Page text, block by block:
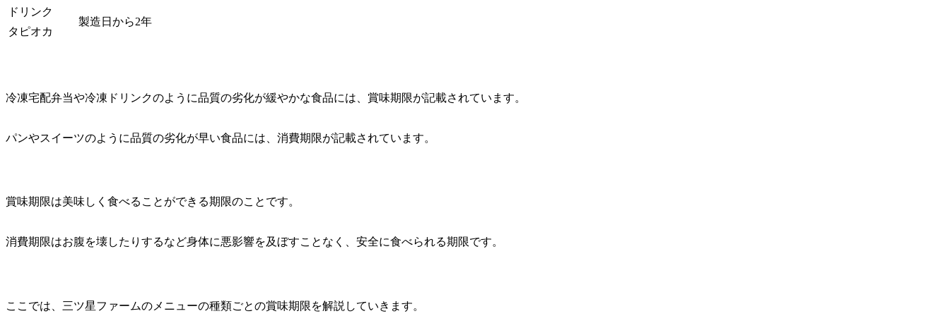
ドリンク
タピオカ
製造日から2年
冷凍宅配弁当や冷凍ドリンクのように品質の劣化が緩やかな食品には、賞味期限が記載されています。
パンやスイーツのように品質の劣化が早い食品には、消費期限が記載されています。
賞味期限は美味しく食べることができる期限のことです。
消費期限はお腹を壊したりするなど身体に悪影響を及ぼすことなく、安全に食べられる期限です。
ここでは、三ツ星ファームのメニューの種類ごとの賞味期限を解説していきます。